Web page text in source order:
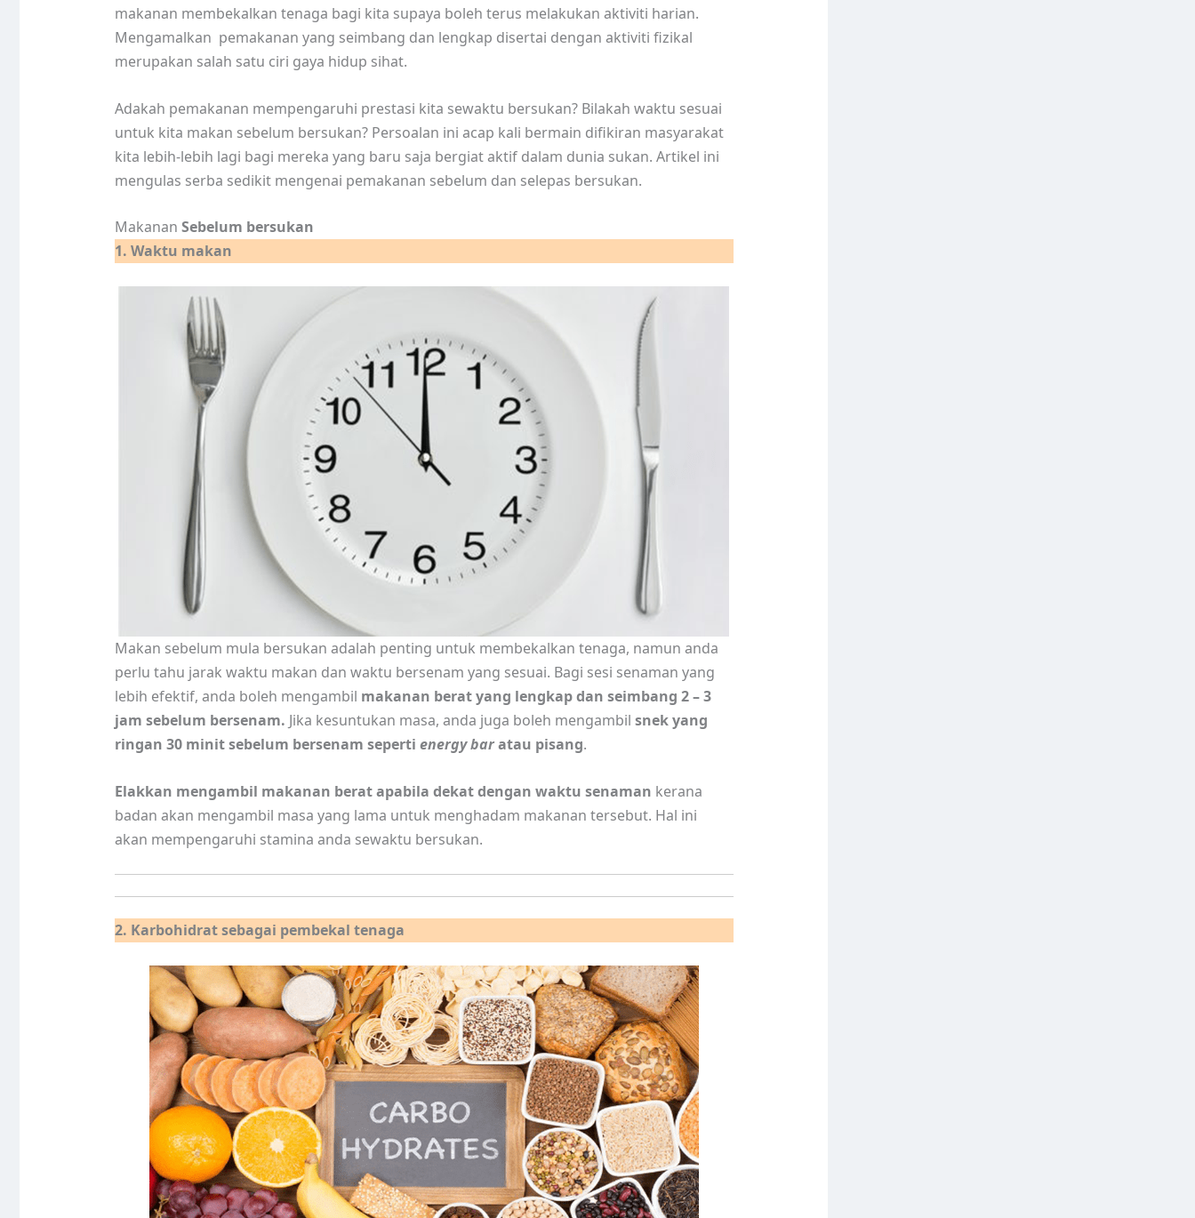
makanan membekalkan tenaga bagi kita supaya boleh terus melakukan aktiviti harian.
Mengamalkan pemakanan yang seimbang dan lengkap disertai dengan aktiviti fizikal
merupakan salah satu ciri gaya hidup sihat.
Adakah pemakanan mempengaruhi prestasi kita sewaktu bersukan? Bilakah waktu sesuai
untuk kita makan sebelum bersukan? Persoalan ini acap kali bermain difikiran masyarakat
kita lebih-lebih lagi bagi mereka yang baru saja bergiat aktif dalam dunia sukan. Artikel ini
mengulas serba sedikit mengenai pemakanan sebelum dan selepas bersukan.
Makanan Sebelum bersukan
1. Waktu makan
Makan sebelum mula bersukan adalah penting untuk membekalkan tenaga, namun anda
perlu tahu jarak waktu makan dan waktu bersenam yang sesuai. Bagi sesi senaman yang
lebih efektif, anda boleh mengambil makanan berat yang lengkap dan seimbang 2 – 3
jam sebelum bersenam. Jika kesuntukan masa, anda juga boleh mengambil snek yang
ringan 30 minit sebelum bersenam seperti energy baratau pisang.
Elakkan mengambil makanan berat apabila dekat dengan waktu senaman kerana
badan akan mengambil masa yang lama untuk menghadam makanan tersebut. Hal ini
akan mempengaruhi stamina anda sewaktu bersukan.
2. Karbohidrat sebagai pembekal tenaga